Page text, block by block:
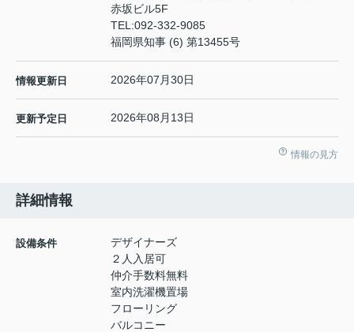
赤坂ビル5F
TEL:092-332-9085
福岡県知事 (6) 第13455号
情報更新日 2026年07月30日
更新予定日 2026年08月13日
情報の見方
詳細情報
設備条件
デザイナーズ
２人入居可
仲介手数料無料
室内洗濯機置場
フローリング
バルコニー